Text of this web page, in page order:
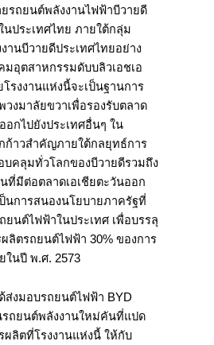
รถยนต์พลังงานไฟฟ้าบีวายดี
นประเทศไทย ภายใต้กลุ่ม
งานบีวายดีประเทศไทยอย่าง
อุตสาหกรรมดับบลิวเอชเอ
รงงานแห่งนี้จะเป็นฐานการ
งมาลัยขวาเพื่อรองรับตลาด
อกไปยังประเทศอื่นๆ ใน
ก้าวสำคัญภายใต้กลยุทธ์การ
คลุมทั่วโลกของบีวายดีรวมถึง
ที่มีต่อตลาดเอเชียตะวันออก
นการสนองนโยบายภาครัฐที่
ยนต์ไฟฟ้าในประเทศ เพื่อบรรลุ
ลิตรถยนต์ไฟฟ้า 30% ของการ
นปี พ.ศ. 2573
ส่งมอบรถยนต์ไฟฟ้า BYD
รถยนต์พลังงานใหม่คันที่แปด
ผลิตที่โรงงานแห่งนี้ ให้กับ